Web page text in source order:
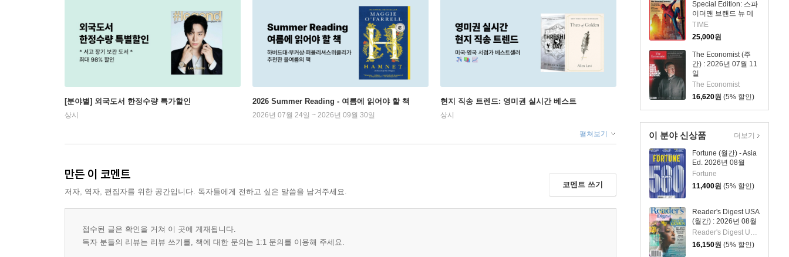
Special Edition: 스파
이더맨 브랜드 뉴 데
이 커버
TIME
25,000원
The Economist (주
간) : 2026년 07월 11
일
The Economist
16,620원 (5% 할인)
이 분야 신상품
Fortune (월간) - Asia
Ed. 2026년 08월
Fortune
11,400원 (5% 할인)
Reader's Digest USA
(월간) : 2026년 08월
Reader's Digest US 편집부
16,150원 (5% 할인)
더보기
[분야별] 외국도서 한정수량 특가할인
상시
2026 Summer Reading - 여름에 읽어야 할 책
2026년 07월 24일 ~ 2026년 09월 30일
현지 직송 트렌드: 영미권 실시간 베스트
상시
펼쳐보기
만든 이 코멘트
저자, 역자, 편집자를 위한 공간입니다. 독자들에게 전하고 싶은 말씀을 남겨주세요.
코멘트 쓰기
접수된 글은 확인을 거쳐 이 곳에 게재됩니다.
독자 분들의 리뷰는 리뷰 쓰기를, 책에 대한 문의는 1:1 문의를 이용해 주세요.